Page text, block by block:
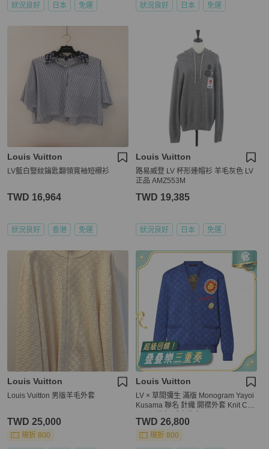
狀況良好 日本 免運 狀況良好 日本 免運
Louis Vuitton
LV藍白豎紋鑰匙翻領寬袖短襯衫
TWD 16,964
狀況良好 香港 免運
Louis Vuitton
路易威登 LV 杯形連帽衫 羊毛灰色 LV
正品 AMZ553M
TWD 19,385
狀況良好 日本 免運
Louis Vuitton
Louis Vuitton 男版羊毛外套
TWD 25,000
現折 800
Louis Vuitton
LV × 草間彌生 滿版 Monogram Yayoi
Kusama 聯名 針織 開襟外套 Knit Car
TWD 26,800
現折 800